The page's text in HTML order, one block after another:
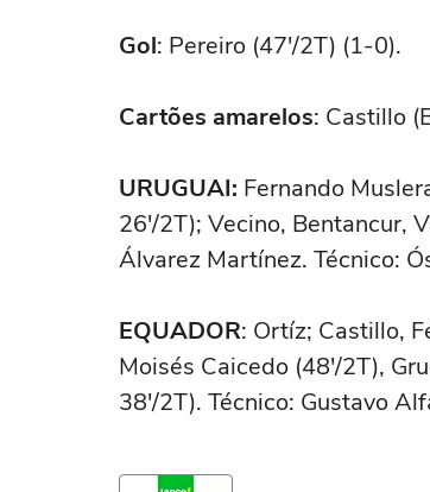
Gol: Pereiro (47'/2T) (1-0).
Cartões amarelos: Castillo
URUGUAI: Fernando
26'/2T); Vecino, Bentancur,
Álvarez Martínez. Técnico:
EQUADOR: Ortíz; Castillo,
Moisés Caicedo (48'/2T),
38'/2T). Técnico: Gustavo